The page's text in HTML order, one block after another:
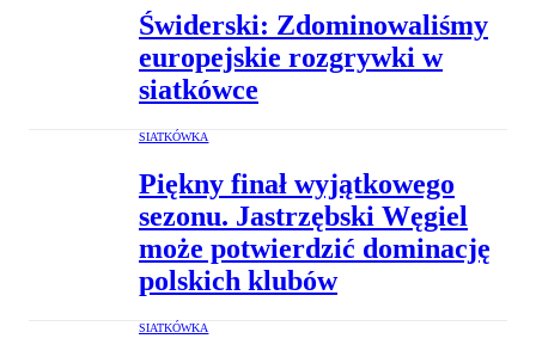
Świderski: Zdominowaliśmy
europejskie rozgrywki w
siatkówce
SIATKÓWKA
Piękny finał wyjątkowego
sezonu. Jastrzębski Węgiel
może potwierdzić dominację
polskich klubów
SIATKÓWKA